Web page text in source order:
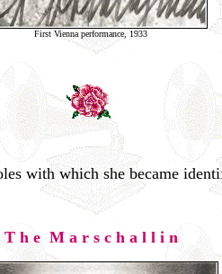
First Vienna performance, 1933
with which she became
T h e M a r s c h a l l i n